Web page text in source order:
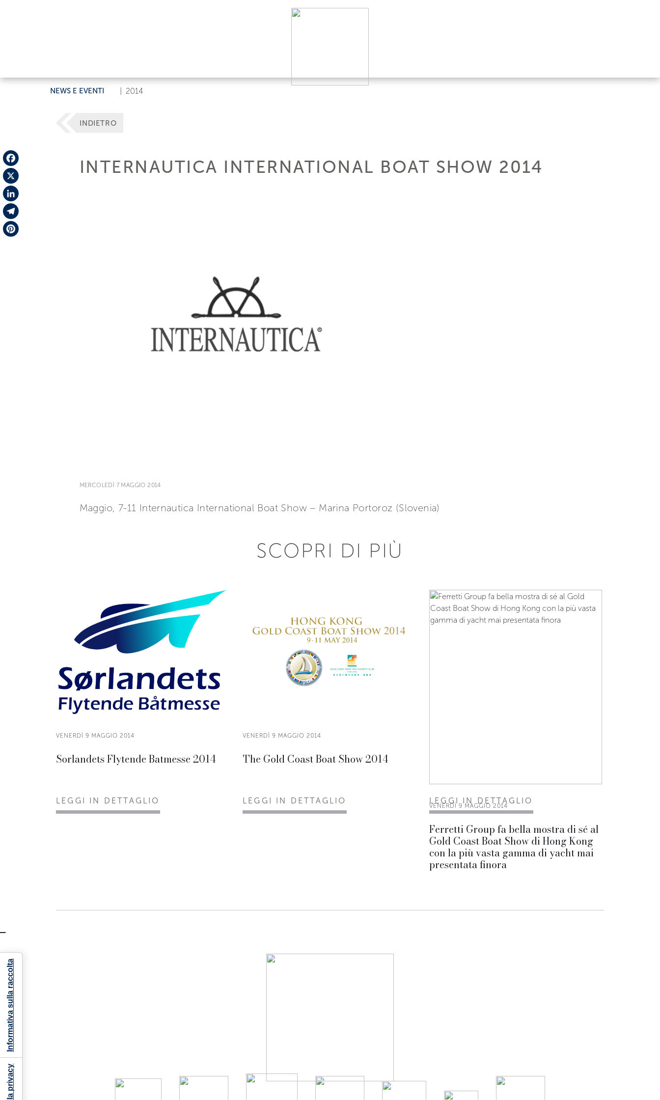
NEWS E EVENTI 2014
Facebook
X
LinkedIn
Telegram
INDIETRO
INTERNAUTICA INTERNATIONAL BOAT SHOW 2014
MERCOLEDÌ 7 MAGGIO 2014
Maggio, 7-11 Internautica International Boat Show – Marina Portoroz (Slovenia)
SCOPRI DI PIÙ
VENERDÌ 9 MAGGIO 2014
Sorlandets Flytende Batmesse 2014
LEGGI IN DETTAGLIO
VENERDÌ 9 MAGGIO 2014
The Gold Coast Boat Show 2014
LEGGI IN DETTAGLIO
VENERDÌ 9 MAGGIO 2014
Ferretti Group fa bella mostra di sé al
Gold Coast Boat Show di Hong Kong
con la più vasta gamma di yacht mai
presentata finora
LEGGI IN DETTAGLIO
Informativa sulla raccolta